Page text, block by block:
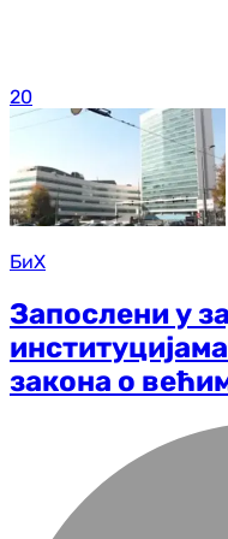
20
БиХ
Запослени у
закона о